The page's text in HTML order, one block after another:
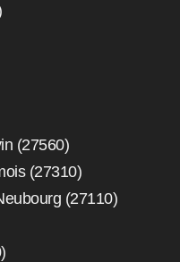
(27560)
(27310)
(27110)